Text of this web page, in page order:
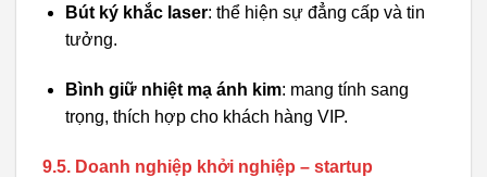
Bút ký khắc laser: thể hiện sự đẳng cấp và tin
tưởng.
Bình giữ nhiệt mạ ánh kim: mang tính sang
trọng, thích hợp cho khách hàng VIP.
9.5. Doanh nghiệp khởi nghiệp – startup